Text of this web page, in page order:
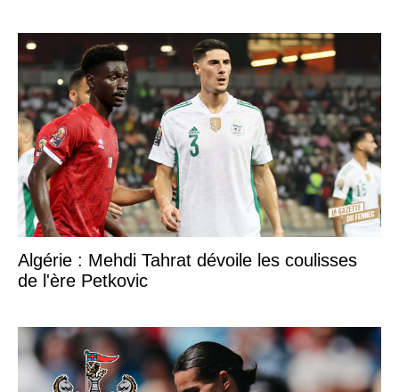
Algérie : Mehdi Tahrat dévoile les coulisses
de l'ère Petkovic